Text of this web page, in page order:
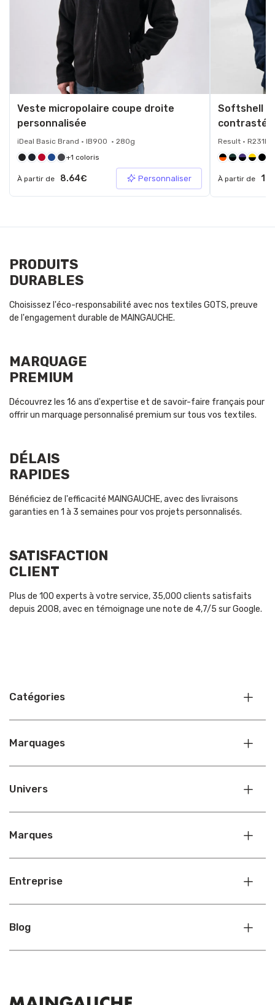
Veste micropolaire coupe droite
personnalisée
iDeal Basic Brand • IB900 • 280g
+1 coloris
À partir de 8.64€ Personnaliser
Softshell
contrasté
Result • R231M
À partir de
PRODUITS
DURABLES
Choisissez l'éco-responsabilité avec nos textiles GOTS, preuve
de l'engagement durable de MAINGAUCHE.
MARQUAGE
PREMIUM
Découvrez les 16 ans d'expertise et de savoir-faire français pour
offrir un marquage personnalisé premium sur tous vos textiles.
DÉLAIS
RAPIDES
Bénéficiez de l'efficacité MAINGAUCHE, avec des livraisons
garanties en 1 à 3 semaines pour vos projets personnalisés.
SATISFACTION
CLIENT
Plus de 100 experts à votre service, 35,000 clients satisfaits
depuis 2008, avec en témoignage une note de 4,7/5 sur Google.
Catégories
Marquages
Univers
Marques
Entreprise
Blog